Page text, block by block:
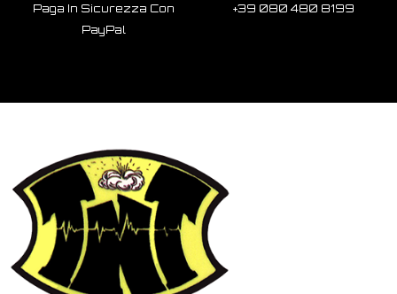
Paga In Sicurezza Con
PayPal
+39 080 480 8199